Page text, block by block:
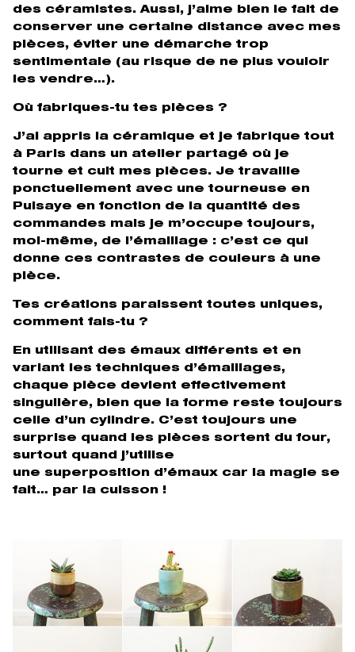
des céramistes. Aussi, j’aime bien le fait de
conserver une certaine distance avec mes
pièces, éviter une démarche trop
sentimentale (au risque de ne plus vouloir
les vendre…).
Où fabriques-tu tes pièces ?
J’ai appris la céramique et je fabrique tout
à Paris dans un atelier partagé où je
tourne et cuit mes pièces. Je travaille
ponctuellement avec une tourneuse en
Puisaye en fonction de la quantité des
commandes mais je m’occupe toujours,
moi-même, de l’émaillage : c’est ce qui
donne ces contrastes de couleurs à une
pièce.
Tes créations paraissent toutes uniques,
comment fais-tu ?
En utilisant des émaux différents et en
variant les techniques d’émaillages,
chaque pièce devient effectivement
singulière, bien que la forme reste toujours
celle d’un cylindre. C’est toujours une
surprise quand les pièces sortent du four,
surtout quand j’utilise
une superposition d’émaux car la magie se
fait… par la cuisson !